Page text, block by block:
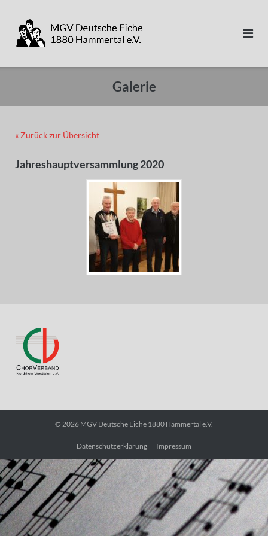
Inhalt
Galerie
« Zurück zur Übersicht
Jahreshauptversammlung 2020
© 2026 MGV Deutsche Eiche 1880 Hammertal e.V.
Datenschutzerklärung Impressum